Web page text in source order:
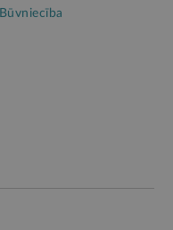
Būvniecība